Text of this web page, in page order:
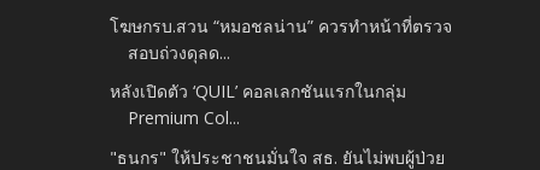
โฆษกรบ.สวน “หมอชลน่าน” ควรทำหน้าที่ตรวจ
สอบถ่วงดุลด...
หลังเปิดตัว ‘QUIL’ คอลเลกชันแรกในกลุ่ม
Premium Col...
"ธนกร" ให้ประชาชนมั่นใจ สธ. ยันไม่พบผู้ป่วย